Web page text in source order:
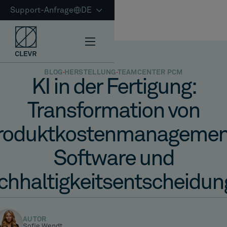
Support-Anfrage DE
BLOG HERSTELLUNG TEAMCENTER PCM
KI in der Fertigung:
Transformation von
Software und
AUTOR